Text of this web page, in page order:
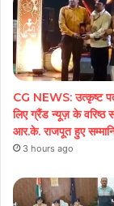
CG NEWS: उत्कृष्ट
लिए ग्रैंड न्यूज़ के वरिष्ठ
आर.के. राजपूत हुए
3 hours ago